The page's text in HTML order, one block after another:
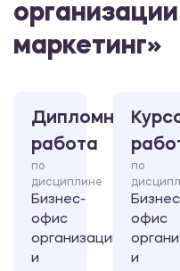
маркетинг»
Дипломная
работа
по
дисциплине
Бизнес-
офис
организации
и
по
офис
и